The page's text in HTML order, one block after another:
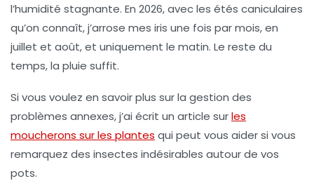
l’humidité stagnante. En 2026, avec les étés caniculaires
qu’on connaît, j’arrose mes iris une fois par mois, en
juillet et août, et uniquement le matin. Le reste du
temps, la pluie suffit.
Si vous voulez en savoir plus sur la gestion des
problèmes annexes, j’ai écrit un article surles
moucherons sur les plantes qui peut vous aider si vous
remarquez des insectes indésirables autour de vos
pots.